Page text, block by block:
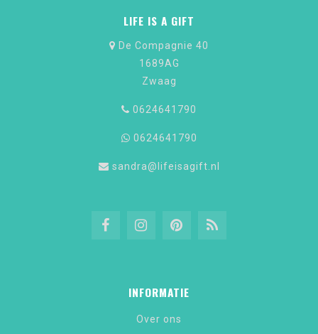
LIFE IS A GIFT
De Compagnie 40
1689AG
Zwaag
0624641790
0624641790
sandra@lifeisagift.nl
INFORMATIE
Over ons